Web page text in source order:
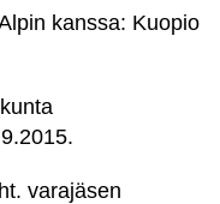
kanssa: Kuopio
varajäsen